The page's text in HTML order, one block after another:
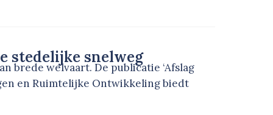
stedelijke snelweg
brede welvaart. De publicatie ‘Afslag
en Ruimtelijke Ontwikkeling biedt